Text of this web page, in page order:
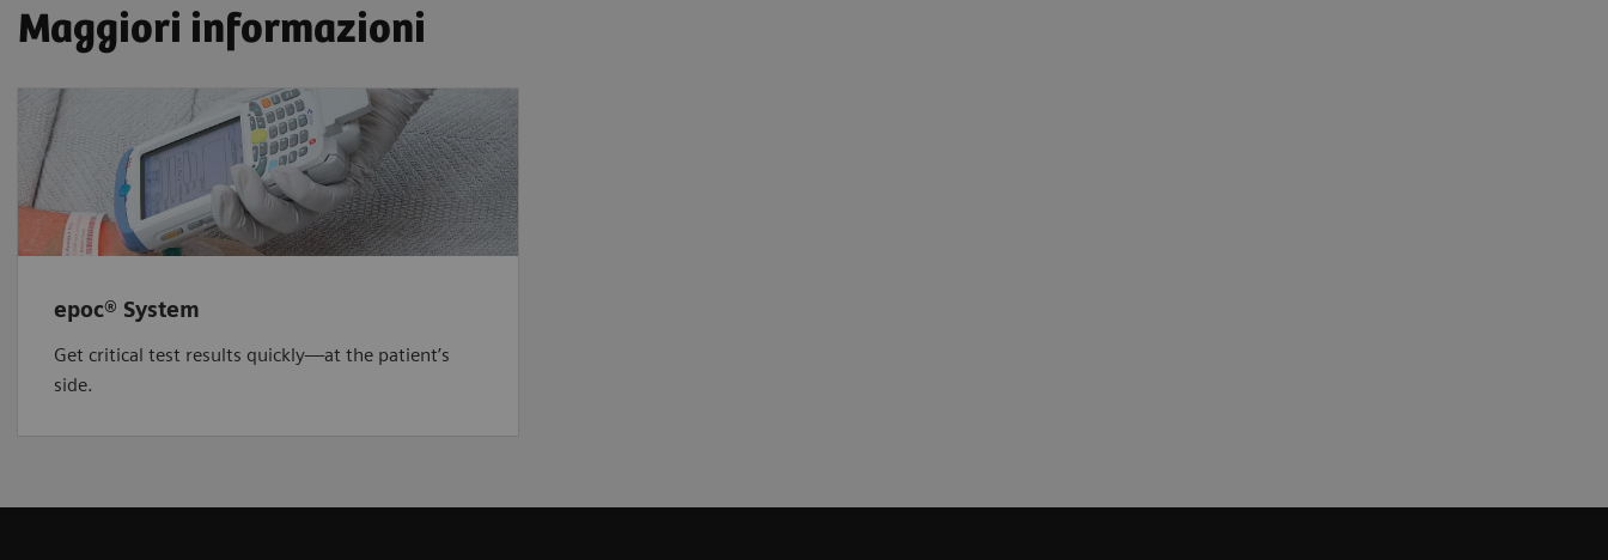
Maggiori informazioni
epoc® System
Get critical test results quickly—at the patient’s
side.